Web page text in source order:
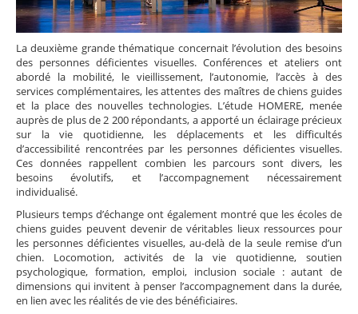
La deuxième grande thématique concernait l’évolution des besoins
des personnes déficientes visuelles. Conférences et ateliers ont
abordé la mobilité, le vieillissement, l’autonomie, l’accès à des
services complémentaires, les attentes des maîtres de chiens guides
et la place des nouvelles technologies. L’étude HOMERE, menée
auprès de plus de 2 200 répondants, a apporté un éclairage précieux
sur la vie quotidienne, les déplacements et les difficultés
d’accessibilité rencontrées par les personnes déficientes visuelles.
Ces données rappellent combien les parcours sont divers, les
besoins évolutifs, et l’accompagnement nécessairement
individualisé.
Plusieurs temps d’échange ont également montré que les écoles de
chiens guides peuvent devenir de véritables lieux ressources pour
les personnes déficientes visuelles, au-delà de la seule remise d’un
chien. Locomotion, activités de la vie quotidienne, soutien
psychologique, formation, emploi, inclusion sociale : autant de
dimensions qui invitent à penser l’accompagnement dans la durée,
en lien avec les réalités de vie des bénéficiaires.